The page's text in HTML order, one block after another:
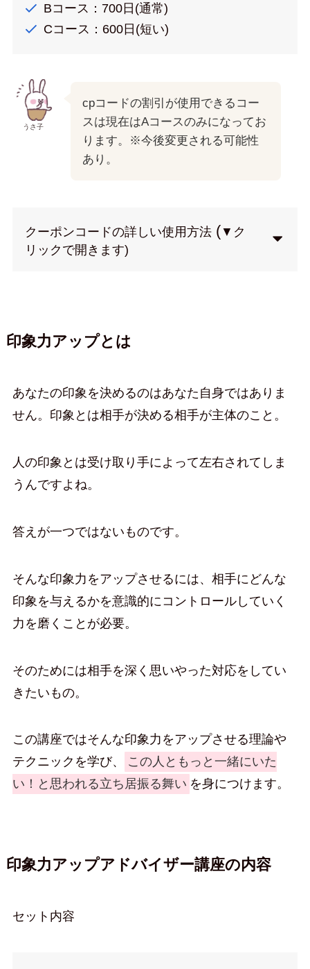
Bコース：700日(通常)
Cコース：600日(短い)
うさ子
cpコードの割引が使用できるコー
スは現在はAコースのみになってお
ります。※今後変更される可能性
あり。
クーポンコードの詳しい使用方法(▼ク
リックで開きます)
印象力アップとは
あなたの印象を決めるのはあなた自身ではありま
せん。印象とは相手が決める相手が主体のこと。
人の印象とは受け取り手によって左右されてしま
うんですよね。
答えが一つではないものです。
そんな印象力をアップさせるには、相手にどんな
印象を与えるかを意識的にコントロールしていく
力を磨くことが必要。
そのためには相手を深く思いやった対応をしてい
きたいもの。
この講座ではそんな印象力をアップさせる理論や
テクニックを学び、
この人ともっと一緒にいた
い！と思われる立ち居振る舞い を身につけます。
印象力アップアドバイザー講座の内容
セット内容